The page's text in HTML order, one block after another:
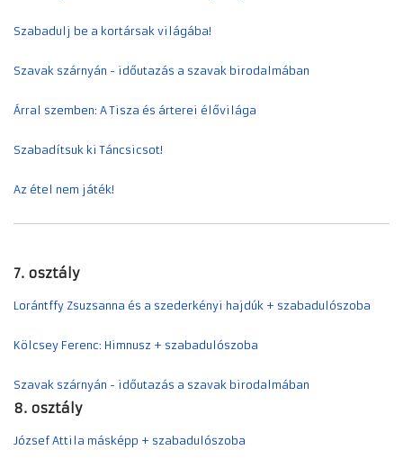
Szabadulj be a kortársak világába!
Szavak szárnyán - időutazás a szavak birodalmában
Árral szemben: A Tisza és árterei élővilága
Szabadítsuk ki Táncsicsot!
Az étel nem játék!
7. osztály
Lorántffy Zsuzsanna és a szederkényi hajdúk + szabadulószoba
Kölcsey Ferenc: Himnusz + szabadulószoba
Szavak szárnyán - időutazás a szavak birodalmában
8. osztály
József Attila másképp + szabadulószoba